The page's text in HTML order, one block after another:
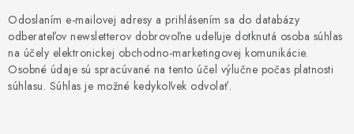
Odoslaním e-mailovej adresy a prihlásením sa do databázy
odberateľov newsletterov dobrovoľne udeľuje dotknutá osoba súhlas
na účely elektronickej obchodno-marketingovej komunikácie.
Osobné údaje sú spracúvané na tento účel výlučne počas platnosti
súhlasu. Súhlas je možné kedykoľvek odvolať.